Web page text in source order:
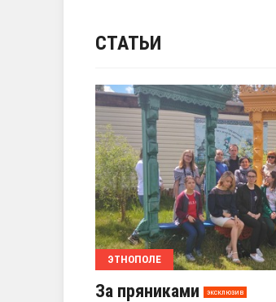
СТАТЬИ
ЭТНОПОЛЕ
За пряниками эксклюзив